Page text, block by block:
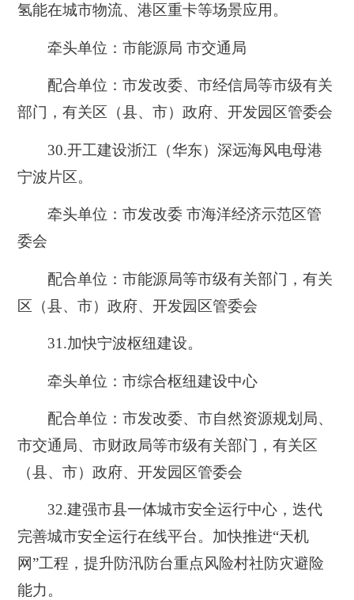
氢能在城市物流、港区重卡等场景应用。
牵头单位：市能源局 市交通局
配合单位：市发改委、市经信局等市级有关
部门，有关区（县、市）政府、开发园区管委会
30.开工建设浙江（华东）深远海风电母港
宁波片区。
牵头单位：市发改委 市海洋经济示范区管
委会
配合单位：市能源局等市级有关部门，有关
区（县、市）政府、开发园区管委会
31.加快宁波枢纽建设。
牵头单位：市综合枢纽建设中心
配合单位：市发改委、市自然资源规划局、
市交通局、市财政局等市级有关部门，有关区
（县、市）政府、开发园区管委会
32.建强市县一体城市安全运行中心，迭代
完善城市安全运行在线平台。 加快推进“天机
网”工程，提升防汛防台重点风险村社防灾避险
能力。